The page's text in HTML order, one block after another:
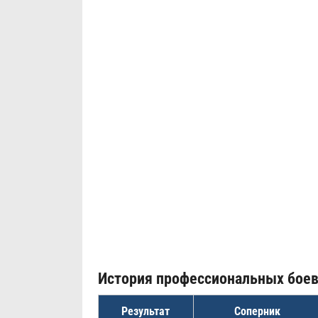
История профессиональных боев
Результат Соперник